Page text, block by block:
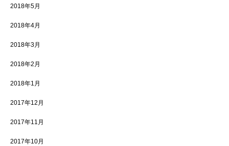
2018年5月
2018年4月
2018年3月
2018年2月
2018年1月
2017年12月
2017年11月
2017年10月